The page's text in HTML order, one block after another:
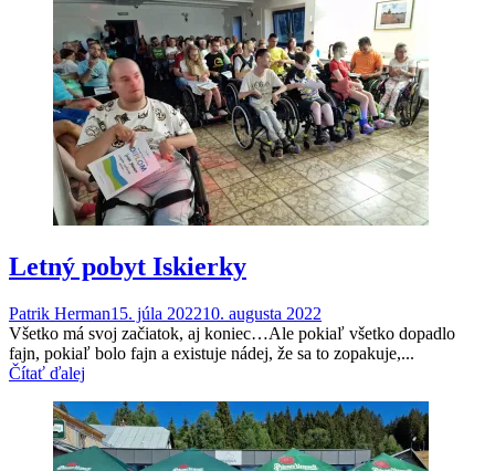
Letný pobyt Iskierky
Patrik Herman15. júla 202210. augusta 2022
Všetko má svoj začiatok, aj koniec…Ale pokiaľ všetko dopadlo
fajn, pokiaľ bolo fajn a existuje nádej, že sa to zopakuje,...
Čítať ďalej